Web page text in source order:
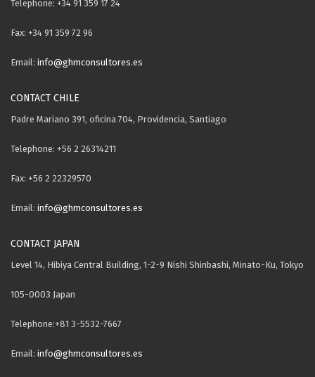
Telephone: +34 91 359 17 24
Fax: +34 91 359 72 96
Email: info@ghmconsultores.es
CONTACT CHILE
Padre Mariano 391, oficina 704, Providencia, Santiago
Telephone: +56 2 26314211
Fax: +56 2 22329570
Email: info@ghmconsultores.es
CONTACT JAPAN
Level 14, Hibiya Central Building, 1-2-9 Nishi Shinbashi, Minato-Ku, Tokyo
105-0003 Japan
Telephone:+81 3-5532-7667
Email: info@ghmconsultores.es